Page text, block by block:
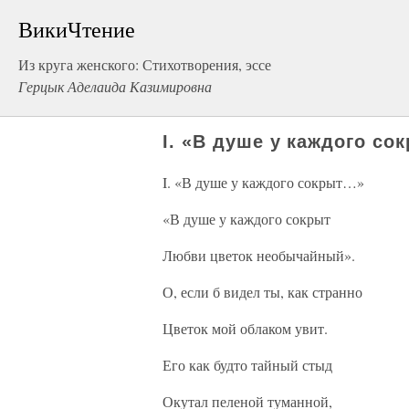
ВикиЧтение
Из круга женского: Стихотворения, эссе
Герцык Аделаида Казимировна
I. «В душе у каждого
I. «В душе у каждого сокрыт…»
«В душе у каждого сокрыт
Любви цветок необычайный».
О, если б видел ты, как странно
Цветок мой облаком увит.
Его как будто тайный стыд
Окутал пеленой туманной,